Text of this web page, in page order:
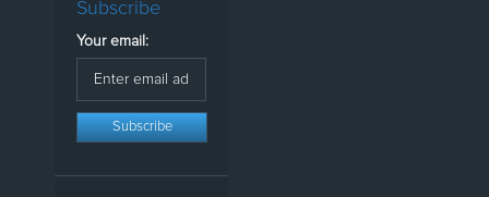
Subscribe
Your email: